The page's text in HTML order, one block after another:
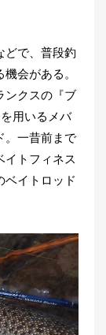
で、普段釣
会がある。
ンクスの『ブ
用いるメバ
。一昔前まで
イトフィネス
ベイトロッド